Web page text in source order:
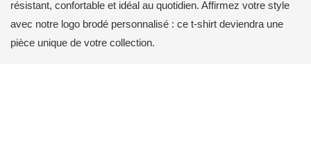
résistant, confortable et idéal au quotidien. Affirmez votre style
avec notre logo brodé personnalisé : ce t-shirt deviendra une
pièce unique de votre collection.